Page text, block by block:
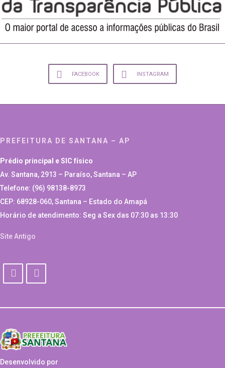
FACEBOOK INSTAGRAM
PREFEITURA DE SANTANA – AP
Prédio principal e SIC físico
Av. Santana, 2913 – Paraíso, Santana – AP
Telefone: (96) 98138-8973
CEP: 68928-060, Santana – Estado do Amapá
Horário de atendimento: Seg a Sex das 07:30 as 13:30
Site Antigo
Desenvolvido por